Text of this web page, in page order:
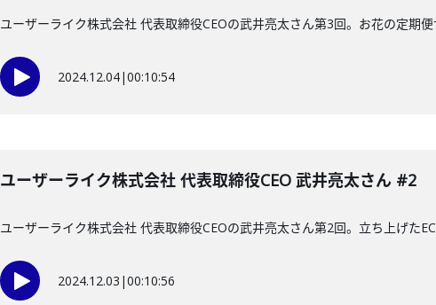
ユーザーライク株式会社 代表取締役CEOの武井亮太さん第3回。お花の定期
2024.12.04|00:10:54
ユーザーライク株式会社 代表取締役CEO 武井亮太さん #2
ユーザーライク株式会社 代表取締役CEOの武井亮太さん第2回。立ち上げた
2024.12.03 |00:10:56